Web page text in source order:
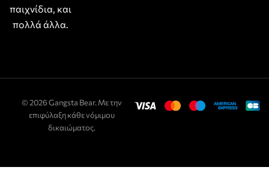
παιχνίδια, και
πολλά άλλα.
© 2026 Gangsta Bear. Με την
επιφύλαξη κάθε νόμιμου
δικαιώματος.